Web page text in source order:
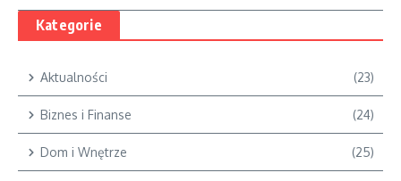
Kategorie
Aktualności (23)
Biznes i Finanse (24)
Dom i Wnętrze (25)